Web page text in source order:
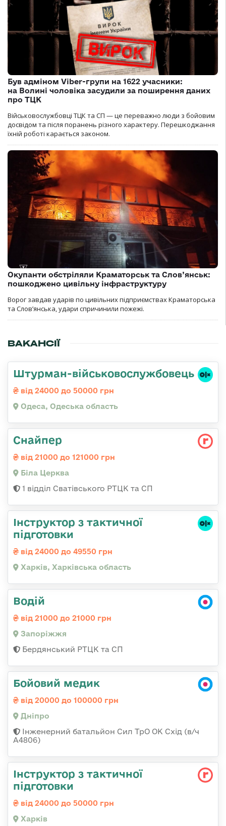
Був адміном Viber-групи на 1622 учасники:
на Волині чоловіка засудили за поширення даних
про ТЦК
Військовослужбовці ТЦК та СП — це переважно люди з бойовим
досвідом та після поранень різного характеру. Перешкоджання
їхній роботі карається законом.
Окупанти обстріляли Краматорськ та Слов’янськ:
пошкоджено цивільну інфраструктуру
Ворог завдав ударів по цивільних підприємствах Краматорська
та Слов’янська, удари спричинили пожежі.
ВАКАНСІЇ
Штурман-військовослужбовець
від 24000 до 50000 грн
Одеса, Одеська область
Снайпер
від 21000 до 121000 грн
Біла Церква
1 відділ Сватівського РТЦК та СП
Інструктор з тактичної
підготовки
від 24000 до 49550 грн
Харків, Харківська область
Водій
від 21000 до 21000 грн
Запоріжжя
Бердянський РТЦК та СП
Бойовий медик
від 20000 до 100000 грн
Дніпро
Інженерний батальйон Сил ТрО ОК Схід (в/ч
А4806)
Інструктор з тактичної
підготовки
від 24000 до 50000 грн
Харків